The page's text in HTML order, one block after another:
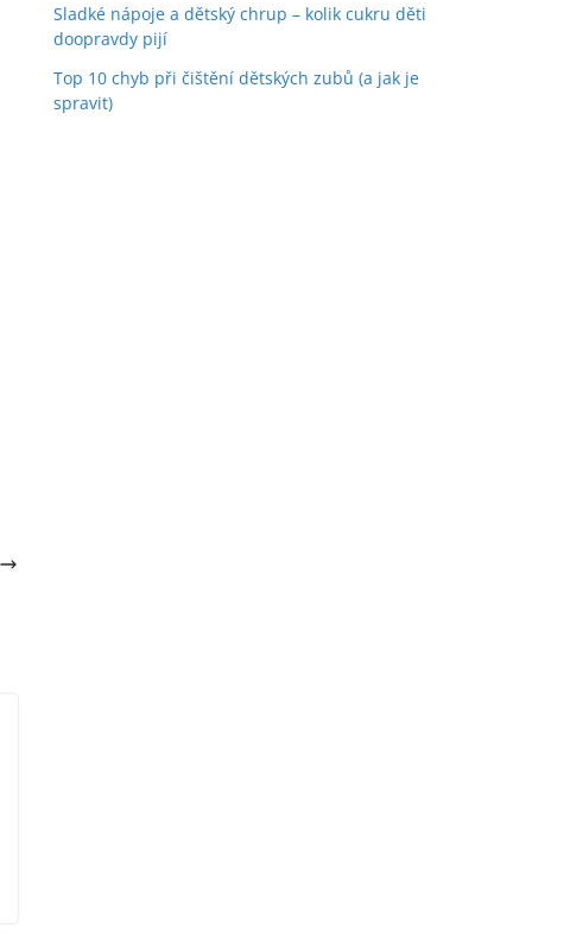
Sladké nápoje a dětský chrup – kolik cukru děti
doopravdy pijí
Top 10 chyb při čištění dětských zubů (a jak je
spravit)